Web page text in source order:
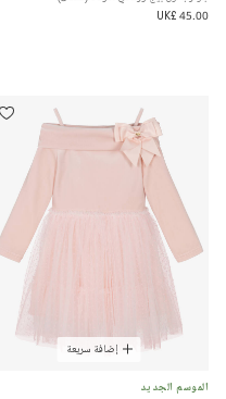
UK£ 45.00
إضافة سريعة
الموسم الجديد